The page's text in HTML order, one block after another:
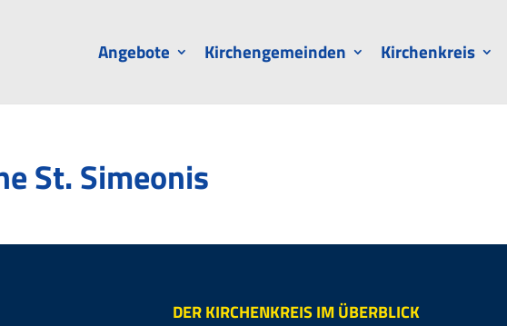
Angebote Kirchengemeinden Kirchenkreis
St. Simeonis
DER KIRCHENKREIS IM ÜBERBLICK